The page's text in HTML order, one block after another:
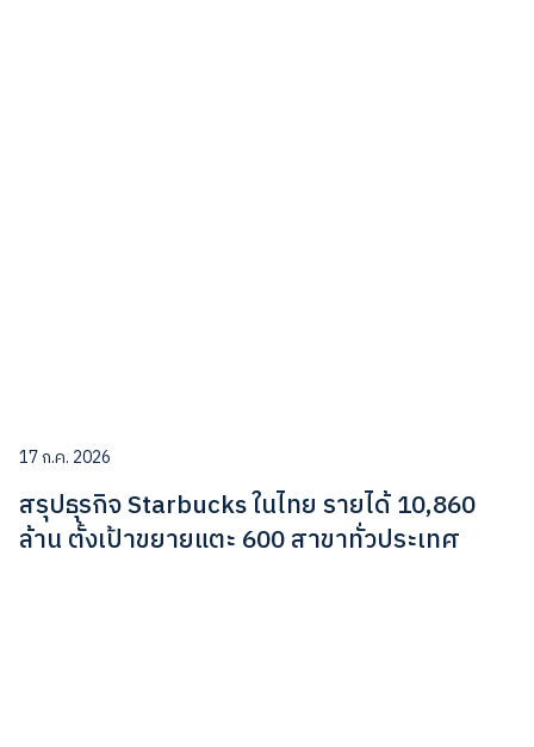
17 ก.ค. 2026
สรุปธุรกิจ Starbucks ในไทย รายได้ 10,860
ล้าน ตั้งเป้าขยายแตะ 600 สาขาทั่วประเทศ